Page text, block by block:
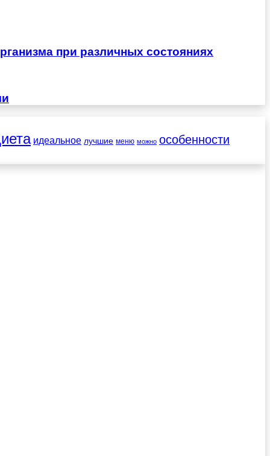
при различных состояниях
идеальное лучшие меню можно особенности